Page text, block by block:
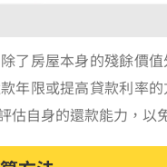
了房屋本身的殘餘價值
年限或提高貸款利率
估自身的還款能力，以